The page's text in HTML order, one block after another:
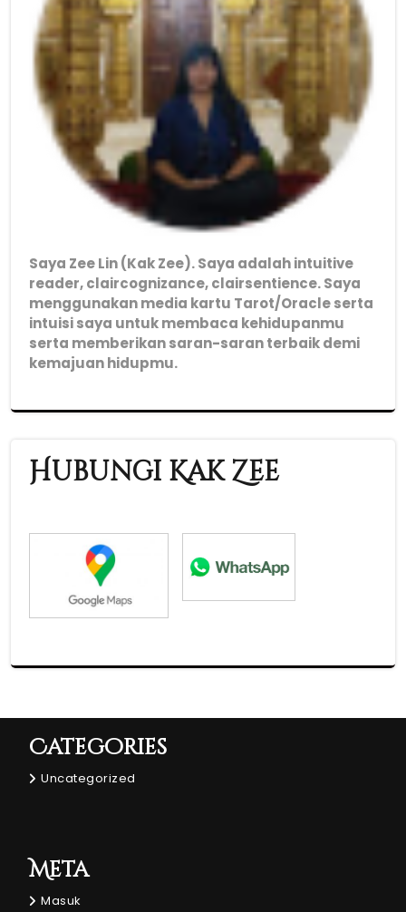
Saya Zee Lin (Kak Zee). Saya adalah intuitive
reader, claircognizance, clairsentience. Saya
menggunakan media kartu Tarot/Oracle serta
intuisi saya untuk membaca kehidupanmu
serta memberikan saran-saran terbaik demi
kemajuan hidupmu.
Hubungi Kak Zee
Categories
Uncategorized
Meta
Masuk